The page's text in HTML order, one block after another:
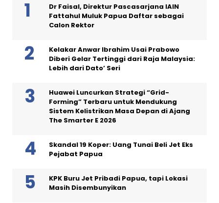
Dr Faisal, Direktur Pascasarjana IAIN
Fattahul Muluk Papua Daftar sebagai
Calon Rektor
Kelakar Anwar Ibrahim Usai Prabowo
Diberi Gelar Tertinggi dari Raja Malaysia:
Lebih dari Dato’ Seri
Huawei Luncurkan Strategi “Grid-
Forming” Terbaru untuk Mendukung
Sistem Kelistrikan Masa Depan di Ajang
The Smarter E 2026
Skandal 19 Koper: Uang Tunai Beli Jet Eks
Pejabat Papua
KPK Buru Jet Pribadi Papua, tapi Lokasi
Masih Disembunyikan